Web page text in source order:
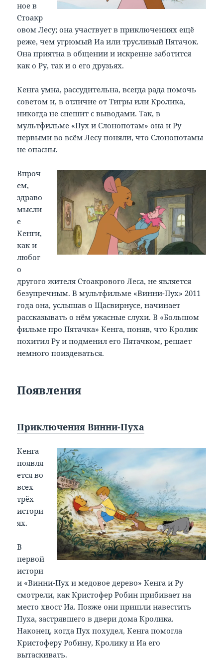
ное в
Стоакр
овом Лесу; она участвует в приключениях ещё
реже, чем угрюмый Иа или трусливый Пятачок.
Она приятна в общении и искренне заботится
как о Ру, так и о его друзьях.
Кенга умна, рассудительна, всегда рада помочь
советом и, в отличие от Тигры или Кролика,
никогда не спешит с выводами. Так, в
мультфильме «Пух и Слонопотам» она и Ру
первыми во всём Лесу поняли, что Слонопотамы
не опасны.
Впроч
ем,
здраво
мысли
е
Кенги,
как и
любог
о
другого жителя Стоакрового Леса, не является
безупречным. В мультфильме «Винни-Пух» 2011
года она, услышав о Щасвирнусе, начинает
рассказывать о нём ужасные слухи. В «Большом
фильме про Пятачка» Кенга, поняв, что Кролик
похитил Ру и подменил его Пятачком, решает
немного поиздеваться.
Появления
Приключения Винни-Пуха
Кенга
появля
ется во
всех
трёх
истори
ях.
В
первой
истори
и «Винни-Пух и медовое дерево» Кенга и Ру
смотрели, как Кристофер Робин прибивает на
место хвост Иа. Позже они пришли навестить
Пуха, застрявшего в двери дома Кролика.
Наконец, когда Пух похудел, Кенга помогла
Кристоферу Робину, Кролику и Иа его
вытаскивать.